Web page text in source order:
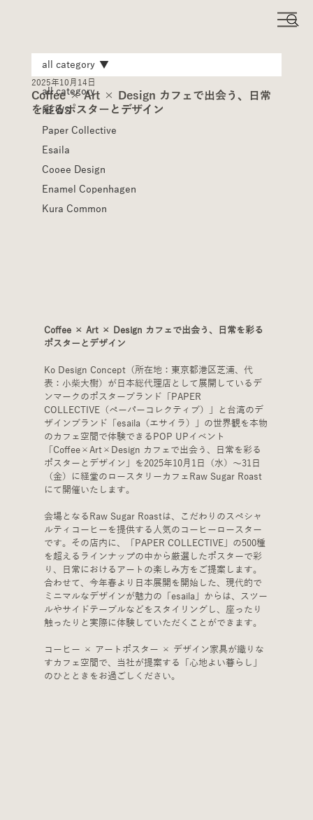
all category
NEWS
Paper Collective
Esaila
Cooee Design
Enamel Copenhagen
Kura Common
all category
Coffee × Art × Design カフェで出会う、日常
を彩るポスターとデザイン
2025年10月14日
Coffee × Art × Design カフェで出会う、日常を彩る
ポスターとデザイン
Ko Design Concept（所在地：東京都港区芝浦、代
表：小柴大樹）が日本総代理店として展開しているデ
ンマークのポスターブランド「PAPER
COLLECTIVE（ペーパーコレクティブ）」と台湾のデ
ザインブランド「esaila（エサイラ）」の世界観を本物
のカフェ空間で体験できるPOP UPイベント
「Coffee×Art×Design カフェで出会う、日常を彩る
ポスターとデザイン」を2025年10月1日（水）〜31日
（金）に経堂のロースタリーカフェRaw Sugar Roast
にて開催いたします。
会場となるRaw Sugar Roastは、こだわりのスペシャ
ルティコーヒーを提供する人気のコーヒーロースター
です。その店内に、「PAPER COLLECTIVE」の500種
を超えるラインナップの中から厳選したポスターで彩
り、日常におけるアートの楽しみ方をご提案します。
合わせて、今年春より日本展開を開始した、現代的で
ミニマルなデザインが魅力の「esaila」からは、スツー
ルやサイドテーブルなどをスタイリングし、座ったり
触ったりと実際に体験していただくことができます。
コーヒー × アートポスター × デザイン家具が織りな
すカフェ空間で、当社が提案する「心地よい暮らし」
のひとときをお過ごしください。